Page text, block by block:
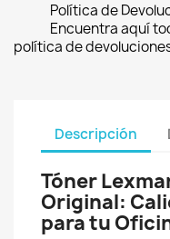
Política de
Encuentra aquí
política de
Descripción
Tóner
Original:
para tu